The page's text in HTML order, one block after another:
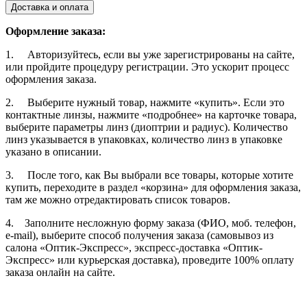
Доставка и оплата
Оформление заказа:
1. Авторизуйтесь, если вы уже зарегистрированы на сайте,
или пройдите процедуру регистрации. Это ускорит процесс
оформления заказа.
2. Выберите нужный товар, нажмите «купить». Если это
контактные линзы, нажмите «подробнее» на карточке товара,
выберите параметры линз (диоптрии и радиус). Количество
линз указывается в упаковках, количество линз в упаковке
указано в описании.
3. После того, как Вы выбрали все товары, которые хотите
купить, переходите в раздел «корзина» для оформления заказа,
там же можно отредактировать список товаров.
4. Заполните несложную форму заказа (ФИО, моб. телефон,
e-mail), выберите способ получения заказа (самовывоз из
салона «Оптик-Экспресс», экспресс-доставка «Оптик-
Экспресс» или курьерская доставка), проведите 100% оплату
заказа онлайн на сайте.